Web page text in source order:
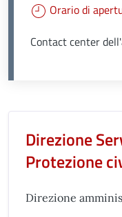
Orario di
Contact center
Direzione
Protezione
Direzione